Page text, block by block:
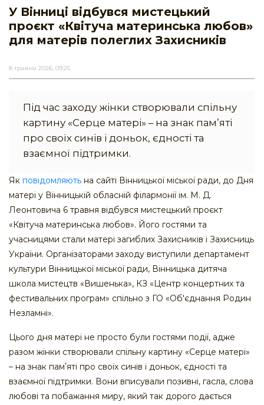
У Вінниці відбувся мистецький
проєкт «Квітуча материнська любов»
для матерів полеглих Захисників
8 травня 2026, 09:25
Під час заходу жінки створювали спільну
картину «Серце матері» – на знак памʼяті
про своїх синів і доньок, єдності та
взаємної підтримки.
Як повідомляють на сайті Вінницької міської ради, до Дня
матері у Вінницькій обласній філармонії ім. М. Д.
Леонтовича 6 травня відбувся мистецький проєкт
«Квітуча материнська любов». Його гостями та
учасницями стали матері загиблих Захисників і Захисниць
України. Організаторами заходу виступили департамент
культури Вінницької міської ради, Вінницька дитяча
школа мистецтв «Вишенька», КЗ «Центр концертних та
фестивальних програм» спільно з ГО «Об'єднання Родин
Незламні».
Цього дня матері не просто були гостями події, адже
разом жінки створювали спільну картину «Серце матері»
– на знак памʼяті про своїх синів і доньок, єдності та
взаємної підтримки. Вони вписували позивні, гасла, слова
любові та побажання миру, який так дорого дається